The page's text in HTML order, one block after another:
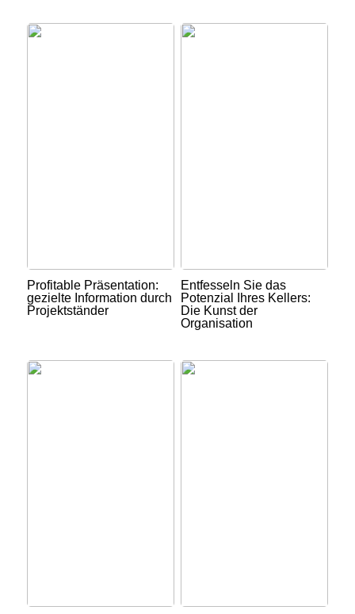
Profitable Präsentation:
gezielte Information durch
Projektständer
Entfesseln Sie das
Potenzial Ihres Kellers:
Die Kunst der
Organisation